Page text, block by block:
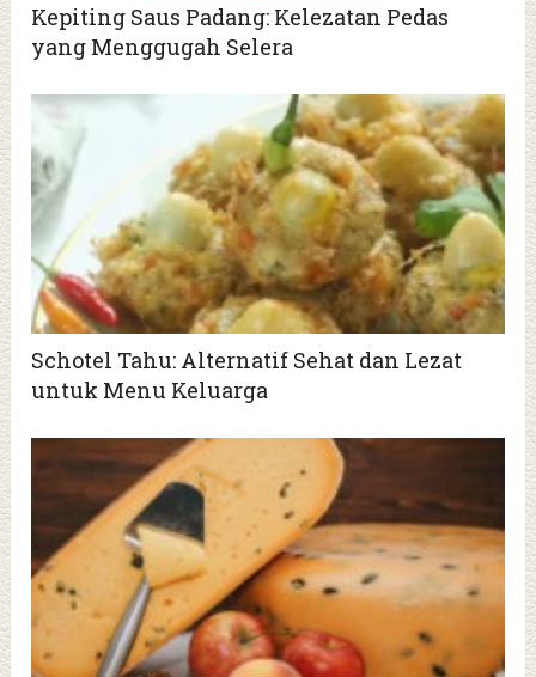
Kepiting Saus Padang: Kelezatan Pedas
yang Menggugah Selera
Schotel Tahu: Alternatif Sehat dan Lezat
untuk Menu Keluarga